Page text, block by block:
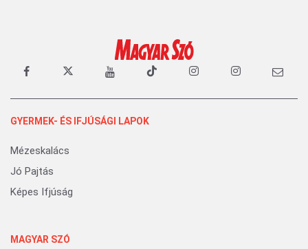
GYERMEK- ÉS IFJÚSÁGI LAPOK
Mézeskalács
Jó Pajtás
Képes Ifjúság
MAGYAR SZÓ